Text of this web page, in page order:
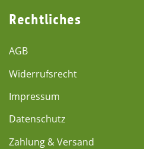
Rechtliches
AGB
Widerrufsrecht
Impressum
Datenschutz
Zahlung & Versand